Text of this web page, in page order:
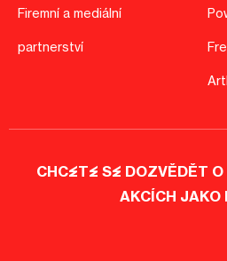
Firemní a mediální
partnerství
CHCETE SE DOZVĚDĚT O
AKCÍCH JAKO